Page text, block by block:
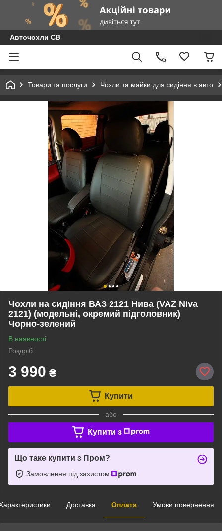
Авточохли СВ
Товари та послуги Чохли та майки для сидіння в авто
Чохли на сидіння ВАЗ 2121 Нива (VAZ Niva
2121) (модельні, окремий підголовник)
Чорно-зелений
В наявності
Роздріб
3 990 ₴
Купити
або
Купити з
Що таке купити з Пром?
Замовлення під захистом
Доставка Оплата Умови повернення